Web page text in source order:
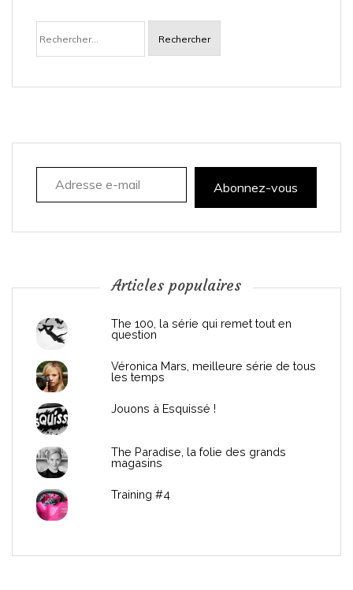
i
a
n
Rechercher :
Adresse e-mail
Abonnez-vous
Articles populaires
The 100, la série qui remet tout en
question
Véronica Mars, meilleure série de tous
les temps
Jouons à Esquissé !
The Paradise, la folie des grands
magasins
Training #4